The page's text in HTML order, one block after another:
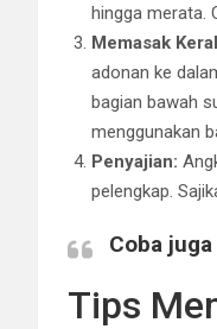
hingga merata.
Memasak
adonan ke
bagian bawah
menggunakan
Penyajian:
pelengkap.
Coba juga
Tips